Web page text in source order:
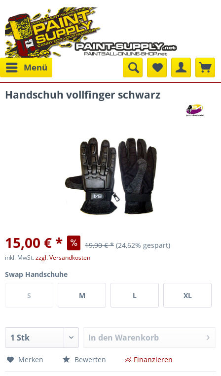
Menü
Handschuh vollfinger schwarz
15,00 € * 19,90 € * (24,62% gespart)
inkl. MwSt.zzgl. Versandkosten
Swap Handschuhe
S M L XL
In den Warenkorb
Merken Bewerten Finanzieren